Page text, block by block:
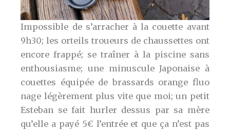
Impossible de s’arracher à la couette avant
9h30; les orteils troueurs de chaussettes ont
encore frappé; se traîner à la piscine sans
enthousiasme; une minuscule Japonaise à
couettes équipée de brassards orange fluo
nage légèrement plus vite que moi; un petit
Esteban se fait hurler dessus par sa mère
qu’elle a payé 5€ l’entrée et que ça n’est pas